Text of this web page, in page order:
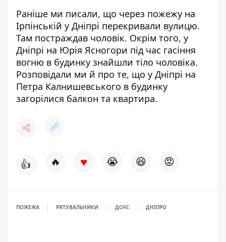
Раніше ми писали, що через пожежу на
Ірпінській у Дніпрі перекривали вулицю.
Там постраждав чоловік. Окрім того, у
Дніпрі на Юрія Ясногори під час гасіння
вогню в будинку знайшли тіло чоловіка.
Розповідали ми й про те, що у Дніпрі на
Петра Калнишевського в будинку
загорілися балкон та квартира.
👍 🔥 ♥ 😭 😆 😡
ПОЖЕЖА РЯТУВАЛЬНИКИ ДСНС ДНІПРО